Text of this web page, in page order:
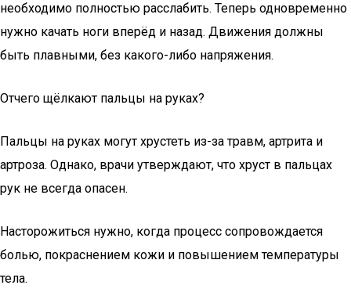
необходимо полностью расслабить. Теперь одновременно
нужно качать ноги вперёд и назад. Движения должны
быть плавными, без какого-либо напряжения.
Отчего щёлкают пальцы на руках?
Пальцы на руках могут хрустеть из-за травм, артрита и
артроза. Однако, врачи утверждают, что хруст в пальцах
рук не всегда опасен.
Насторожиться нужно, когда процесс сопровождается
болью, покраснением кожи и повышением температуры
тела.